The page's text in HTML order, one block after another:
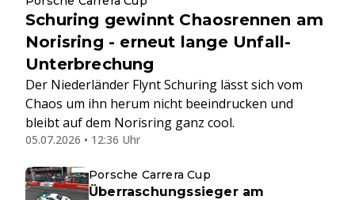
Schuring gewinnt Chaosrennen am
Norisring - erneut lange Unfall-
Unterbrechung
Der Niederländer Flynt Schuring lässt sich vom
Chaos um ihn herum nicht beeindrucken und
bleibt auf dem Norisring ganz cool.
05.07.2026 • 12:36 Uhr
Porsche Carrera Cup
Überraschungssieger am